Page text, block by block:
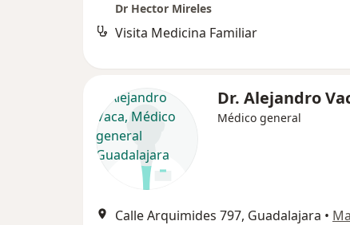
Dr Hector Mireles
Visita Medicina Familiar
Dr. Alejandro
Médico general
Calle Arquimides 797, Guadalajara •